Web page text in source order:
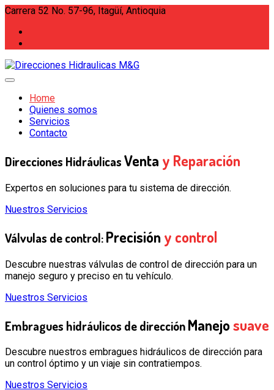
Carrera 52 No. 57-96, Itagüí, Antioquia
Home
Quienes somos
Servicios
Contacto
Direcciones HidráulicasVenta y Reparación
Expertos en soluciones para tu sistema de dirección.
Nuestros Servicios
Válvulas de control:Precisióny control
Descubre nuestras válvulas de control de dirección para un
manejo seguro y preciso en tu vehículo.
Nuestros Servicios
Embragues hidráulicos de direcciónManejosuave
Descubre nuestros embragues hidráulicos de dirección para
un control óptimo y un viaje sin contratiempos.
Nuestros Servicios